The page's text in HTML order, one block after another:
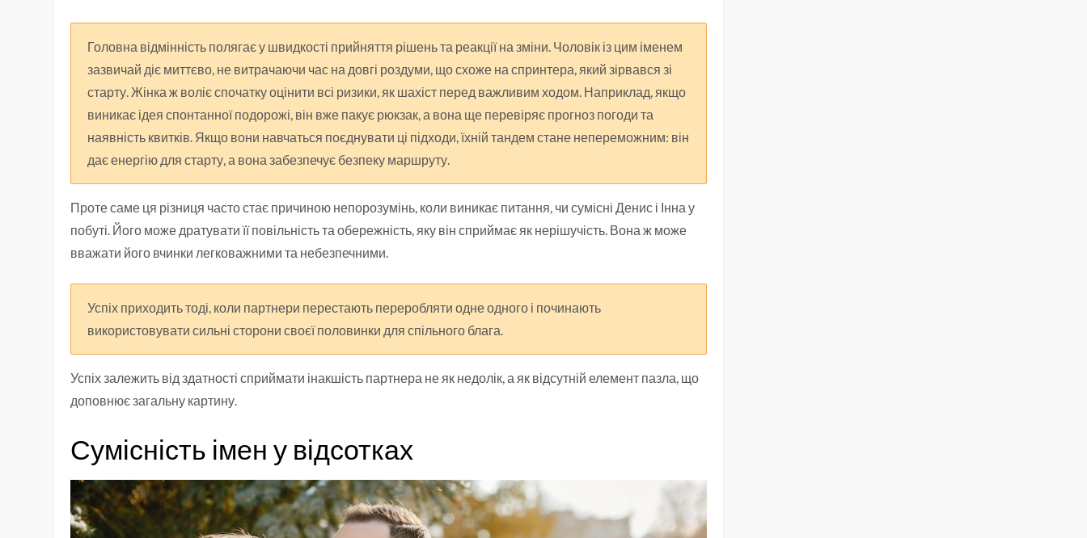
Головна відмінність полягає у швидкості прийняття рішень та реакції на зміни. Чоловік із цим іменем
зазвичай діє миттєво, не витрачаючи час на довгі роздуми, що схоже на спринтера, який зірвався зі
старту. Жінка ж воліє спочатку оцінити всі ризики, як шахіст перед важливим ходом. Наприклад, якщо
виникає ідея спонтанної подорожі, він вже пакує рюкзак, а вона ще перевіряє прогноз погоди та
наявність квитків. Якщо вони навчаться поєднувати ці підходи, їхній тандем стане непереможним: він
дає енергію для старту, а вона забезпечує безпеку маршруту.
Проте саме ця різниця часто стає причиною непорозумінь, коли виникає питання, чи сумісні Денис і Інна у
побуті. Його може дратувати її повільність та обережність, яку він сприймає як нерішучість. Вона ж може
вважати його вчинки легковажними та небезпечними.
Успіх приходить тоді, коли партнери перестають переробляти одне одного і починають
використовувати сильні сторони своєї половинки для спільного блага.
Успіх залежить від здатності сприймати інакшість партнера не як недолік, а як відсутній елемент пазла, що
доповнює загальну картину.
Сумісність імен у відсотках